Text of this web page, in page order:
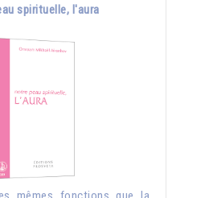
spirituelle, l'aura